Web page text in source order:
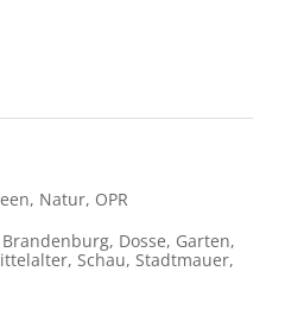
, Natur, OPR
Brandenburg, Dosse, Garten,
, Schau, Stadtmauer,